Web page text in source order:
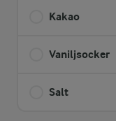
Kakao
Vaniljsocker
Salt